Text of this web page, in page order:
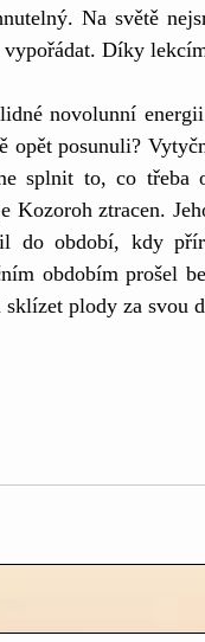
Na světě
Díky
novolunní
opět posunuli?
splnit to, co třeba
Kozoroh ztracen.
do období, kdy
obdobím prošel
plody za svou